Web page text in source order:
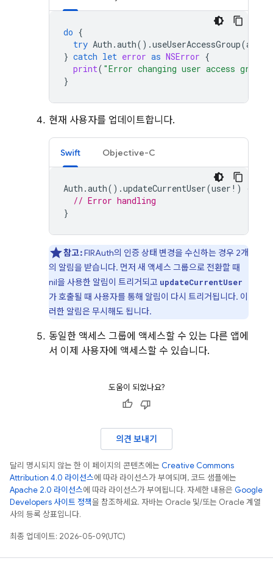
do {
try Auth .auth().useUserAccessGroup(
} catch let error as NSError {
print( "Error changing user access group:
}
현재 사용자를 업데이트합니다.
Swift Objective-C
Auth .auth().updateCurrentUser(user !) {
// Error handling
}
참고:FIRAuth의 인증 상태 변경을 수신하는 경우 2개
의 알림을 받습니다. 먼저 새 액세스 그룹으로 전환할 때
nil을 사용한 알림이 트리거되고 updateCurrentUser
가 호출될 때 사용자를 통해 알림이 다시 트리거됩니다. 이
러한 알림은 무시해도 됩니다.
동일한 액세스 그룹에 액세스할 수 있는 다른 앱에
서 이제 사용자에 액세스할 수 있습니다.
도움이 되었나요?
의견 보내기
달리 명시되지 않는 한 이 페이지의 콘텐츠에는 Creative Commons
Attribution 4.0 라이선스에 따라 라이선스가 부여되며, 코드 샘플에는
Apache 2.0 라이선스에 따라 라이선스가 부여됩니다. 자세한 내용은 Google
Developers 사이트 정책을 참조하세요. 자바는 Oracle 및/또는 Oracle 계열
사의 등록 상표입니다.
최종 업데이트: 2026-05-09(UTC)